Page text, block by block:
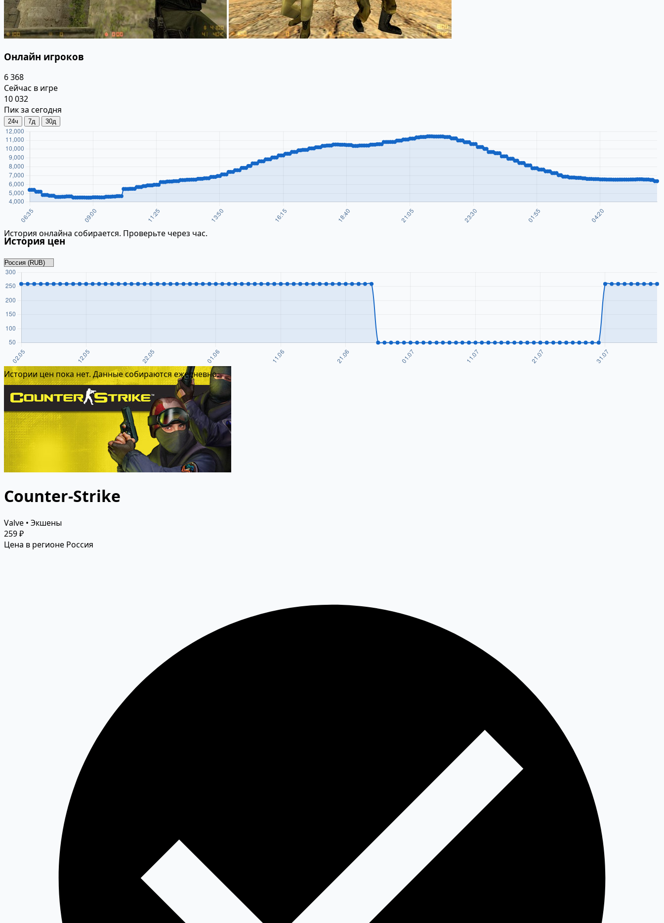
Онлайн игроков
6 368
Сейчас в игре
10 032
Пик за сегодня
24ч 7д 30д
История онлайна собирается. Проверьте через час.
История цен
Истории цен пока нет. Данные собираются ежедневно.
Counter-Strike
Valve • Экшены
259 ₽
Цена в регионе Россия